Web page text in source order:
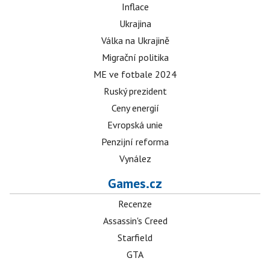
Inflace
Ukrajina
Válka na Ukrajině
Migrační politika
ME ve fotbale 2024
Ruský prezident
Ceny energií
Evropská unie
Penzijní reforma
Vynález
Games.cz
Recenze
Assassin's Creed
Starfield
GTA